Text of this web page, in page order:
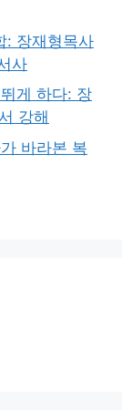
: 장재형목사
사
게 하다: 장
강해
바라본 복